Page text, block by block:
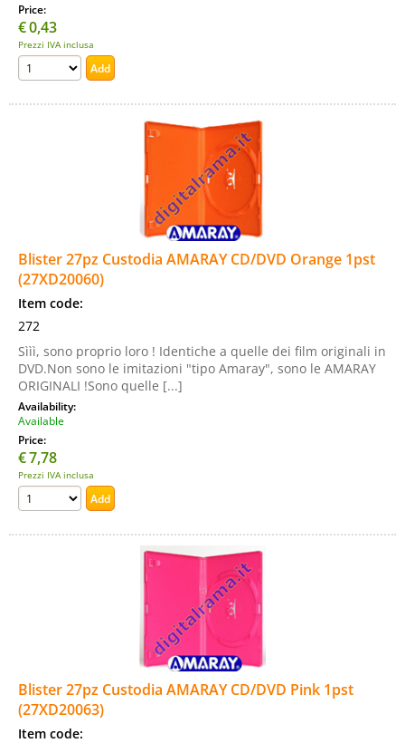
Price:
€0,43
Prezzi IVA inclusa
Blister 27pz Custodia AMARAY CD/DVD Orange 1pst
(27XD20060)
Item code:
272
Sììì, sono proprio loro ! Identiche a quelle dei film originali in
DVD.Non sono le imitazioni "tipo Amaray", sono le AMARAY
ORIGINALI !Sono quelle [...]
Availability:
Available
Price:
€7,78
Prezzi IVA inclusa
Blister 27pz Custodia AMARAY CD/DVD Pink 1pst
(27XD20063)
Item code: